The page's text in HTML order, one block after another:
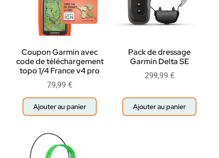
Coupon Garmin avec
code de téléchargement
topo 1/4 France v4 pro
79,99 €
Ajouter au panier
Pack de dressage
Garmin Delta SE
299,99 €
Ajouter au panier